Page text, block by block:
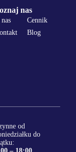
nas
Cennik
Blog
od
do